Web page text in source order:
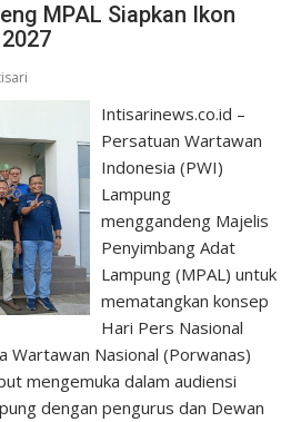
MPAL Siapkan Ikon
Intisarinews.co.id –
Persatuan Wartawan
Indonesia (PWI)
Lampung
menggandeng Majelis
Penyimbang Adat
Lampung (MPAL) untuk
mematangkan konsep
Hari Pers Nasional
Wartawan Nasional (Porwanas)
mengemuka dalam audiensi
dengan pengurus dan Dewan